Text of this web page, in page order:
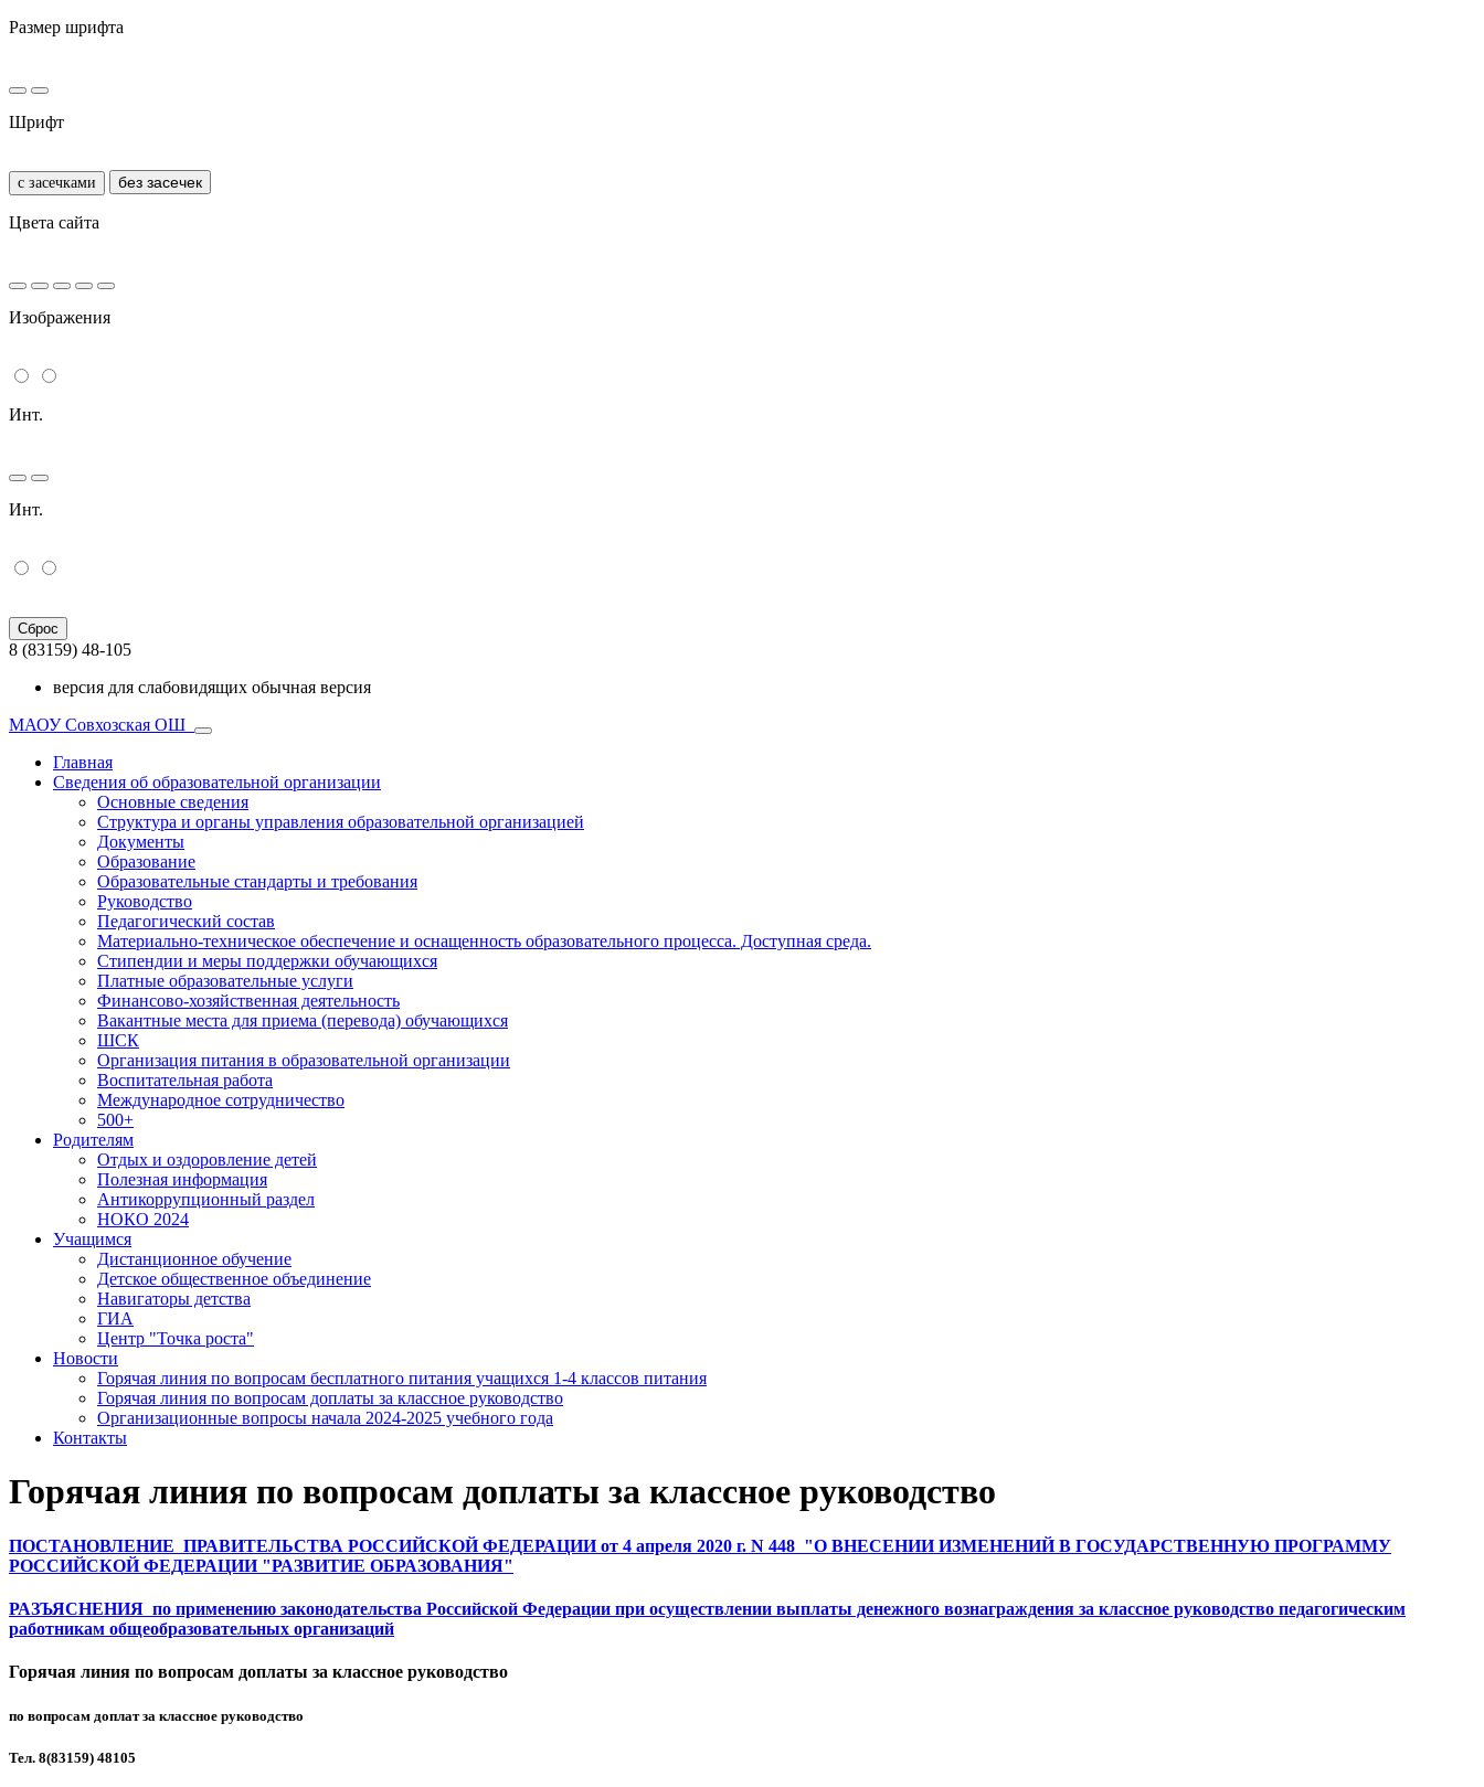
Размер шрифта
Шрифт
с засечками без засечек
Цвета сайта
Изображения
Инт.
Инт.
Сброс
8 (83159) 48-105
версия для слабовидящих обычная версия
МАОУ Совхозская ОШ
Главная
Сведения об образовательной организации
Основные сведения
Структура и органы управления образовательной организацией
Документы
Образование
Образовательные стандарты и требования
Руководство
Педагогический состав
Материально-техническое обеспечение и оснащенность образовательного процесса. Доступная среда.
Стипендии и меры поддержки обучающихся
Платные образовательные услуги
Финансово-хозяйственная деятельность
Вакантные места для приема (перевода) обучающихся
ШСК
Организация питания в образовательной организации
Воспитательная работа
Международное сотрудничество
500+
Родителям
Отдых и оздоровление детей
Полезная информация
Антикоррупционный раздел
НОКО 2024
Учащимся
Дистанционное обучение
Детское общественное объединение
Навигаторы детства
ГИА
Центр "Точка роста"
Новости
Горячая линия по вопросам бесплатного питания учащихся 1-4 классов питания
Горячая линия по вопросам доплаты за классное руководство
Организационные вопросы начала 2024-2025 учебного года
Контакты
Горячая линия по вопросам доплаты за классное руководство
ПОСТАНОВЛЕНИЕ ПРАВИТЕЛЬСТВА РОССИЙСКОЙ ФЕДЕРАЦИИ от 4 апреля 2020 г. N 448 "О ВНЕСЕНИИ ИЗМЕНЕНИЙ В ГОСУДАРСТВЕННУЮ ПРОГРАММУ
РОССИЙСКОЙ ФЕДЕРАЦИИ "РАЗВИТИЕ ОБРАЗОВАНИЯ"
РАЗЪЯСНЕНИЯ по применению законодательства Российской Федерации при осуществлении выплаты денежного вознаграждения за классное руководство педагогическим
работникам общеобразовательных организаций
Горячая линия по вопросам доплаты за классное руководство
по вопросам доплат за классное руководство
Тел. 8(83159) 48105